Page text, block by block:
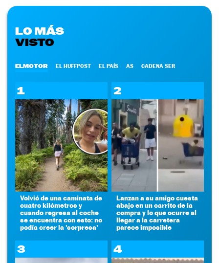
LO MÁS
VISTO
ELMOTOR EL HUFFPOST EL PAÍS AS CADENA SER
1
Volvió de una caminata de
cuatro kilómetros y
cuando regresa al coche
se encuentra con esto: no
podía creer la 'sorpresa'
2
Lanzan a su amigo cuesta
abajo en un carrito de la
compra y lo que ocurre al
llegar a la carretera
parece imposible
3 4